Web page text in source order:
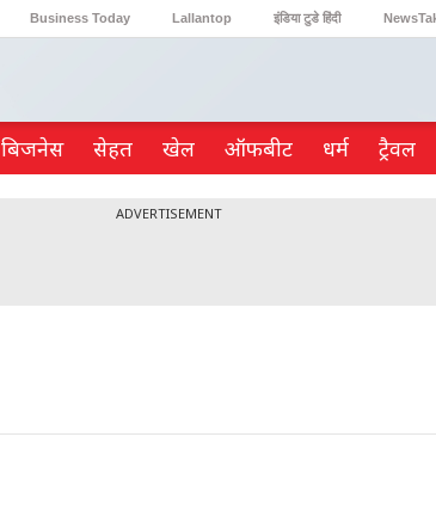
Business Today Lallantop इंडिया टुडे हिंदी
ब‍िजनेस सेहत खेल ऑफबीट धर्म ट्रैवल
ADVERTISEMENT